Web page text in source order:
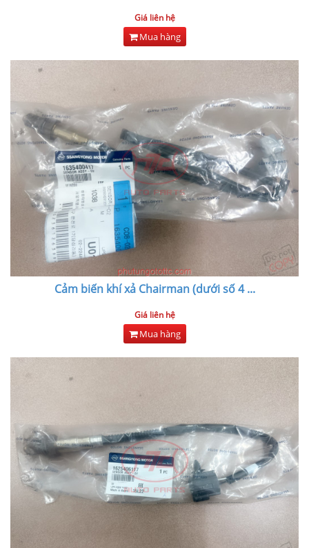
Giá liên hệ
Mua hàng
Cảm biến khí xả Chairman (dưới số 4...
Giá liên hệ
Mua hàng